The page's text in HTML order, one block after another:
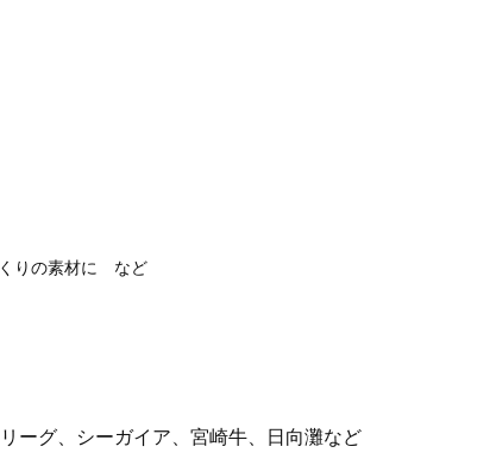
くりの素材に など
ーグ、シーガイア、宮崎牛、日向灘など